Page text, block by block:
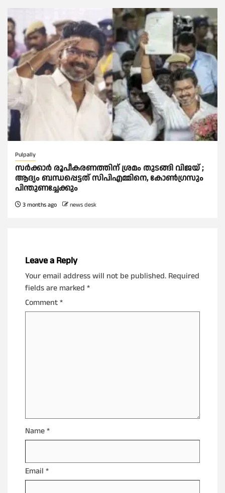
Pulpally
സര്‍ക്കാര്‍ രൂപീകരണത്തിന് ശ്രമം തുടങ്ങി വിജയ് ;
ആദ്യം ബന്ധപ്പെട്ടത് സിപിഎമ്മിനെ, കോണ്‍ഗ്രസും
പിന്തുണച്ചേക്കും
3 months ago news desk
Leave a Reply
Your email address will not be published. Required
fields are marked *
Comment*
Name*
Email *